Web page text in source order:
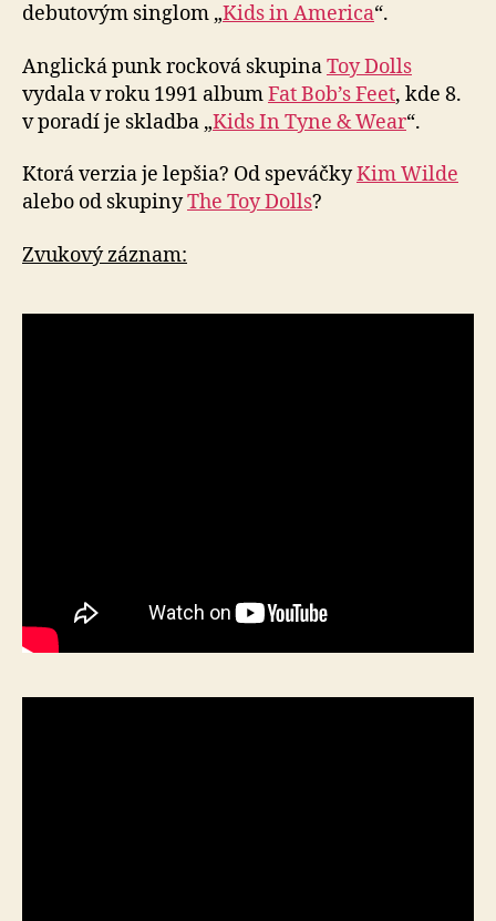
debutovým singlom „Kids in America“.
Anglická punk rocková skupinaToy Dolls
vydala v roku 1991 albumFat Bob’s Feet, kde 8.
v poradí je skladba „Kids In Tyne & Wear“.
Ktorá verzia je lepšia? Od speváčkyKim Wilde
alebo od skupinyThe Toy Dolls?
Zvukový záznam: